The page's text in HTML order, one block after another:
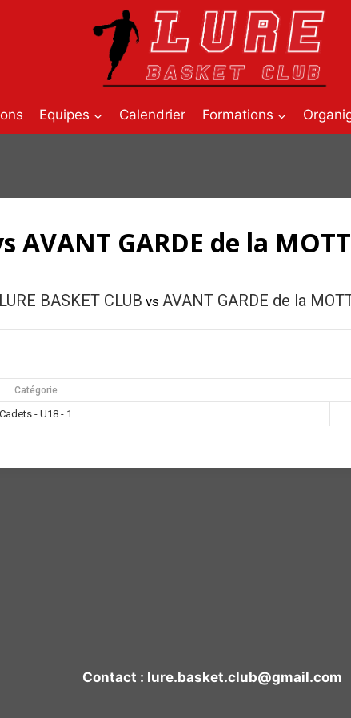
Equipes Calendrier Formations
AVANT GARDE de la
LURE BASKET CLUB vs AVANT GARDE de la
Catégorie
Cadets - U18 - 1
Contact : lure.basket.club@gmail.com